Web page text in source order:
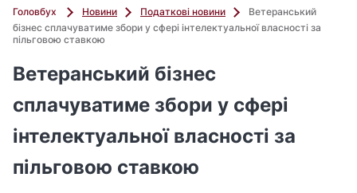
Головбух Новини Податкові новини
Ветеранський
бізнес сплачуватиме збори у сфері інтелектуальної власності за
пільговою ставкою
Ветеранський бізнес
сплачуватиме збори у сфері
інтелектуальної власності за
пільговою ставкою